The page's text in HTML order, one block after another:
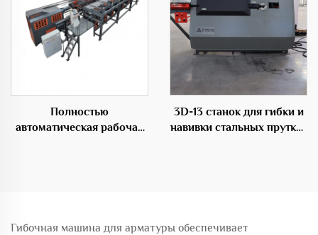
Полностью
автоматическая рабочая
3D-13 станок для гибки и
навивки стальных прутков
Гибочная машина для арматуры обеспечивает